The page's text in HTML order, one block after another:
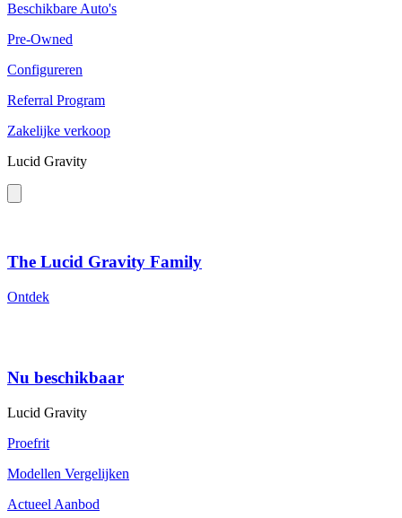
Beschikbare Auto's
Pre-Owned
Configureren
Referral Program
Zakelijke verkoop
Lucid Gravity
The Lucid Gravity Family
Ontdek
Nu beschikbaar
Lucid Gravity
Proefrit
Modellen Vergelijken
Actueel Aanbod